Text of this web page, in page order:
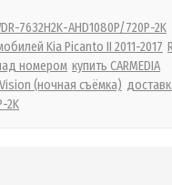
7632H2K-AHD1080P/720P-2K
Kia Picanto II 2011-2017
номером купить CARMEDIA
(ночная съёмка)
2K